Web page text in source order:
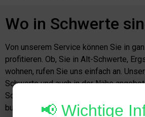
Wo in Schwerte
Von unserem Service können Sie in
profitieren. Ob, Sie in Alt-Schwerte,
wohnen, rufen Sie uns einfach an.
Schwerte und auch in der Nähe
Schrottabholung in der Nähe können
buchen.
📢 Wichtige